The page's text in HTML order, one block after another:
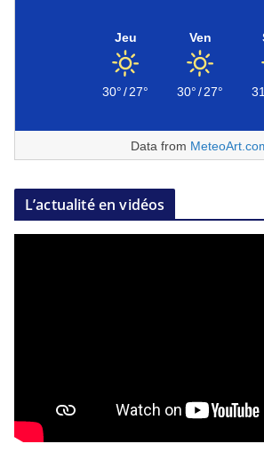
Jeu
30°/27°
Ven
30°/27°
Data from
L’actualité en vidéos